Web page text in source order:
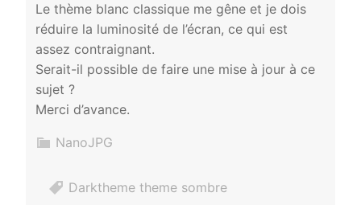
Le thème blanc classique me gêne et je dois
réduire la luminosité de l’écran, ce qui est
assez contraignant.
Serait-il possible de faire une mise à jour à ce
sujet ?
Merci d’avance.
NanoJPG
Darktheme theme sombre